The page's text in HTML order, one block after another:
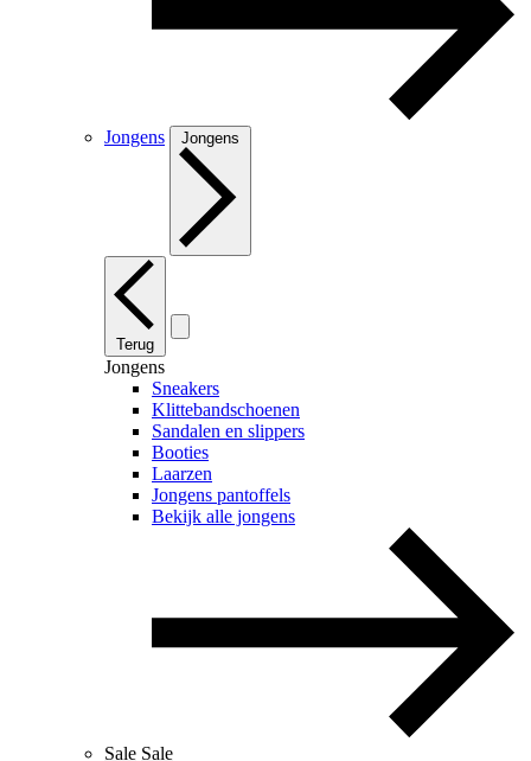
Jongens Jongens
Terug
Jongens
Sneakers
Klittebandschoenen
Sandalen en slippers
Booties
Laarzen
Jongens pantoffels
Bekijk alle jongens
Sale Sale